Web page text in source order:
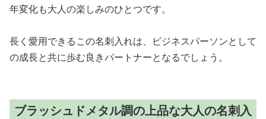
年変化も大人の楽しみのひとつです。
長く愛用できるこの名刺入れは、ビジネスパーソンとして
の成長と共に歩む良きパートナーとなるでしょう。
ブラッシュドメタル調の上品な大人の名刺入